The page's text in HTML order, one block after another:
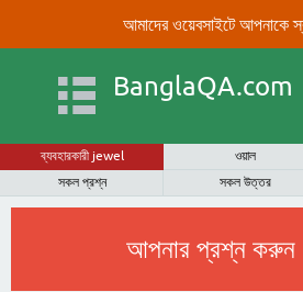
আমাদের ওয়েবসাইটে আপনাকে
BanglaQA.com
ব্যবহারকারী jewel ওয়াল
সকল প্রশ্ন
সকল উত্তর
আপনার প্রশ্ন করুন